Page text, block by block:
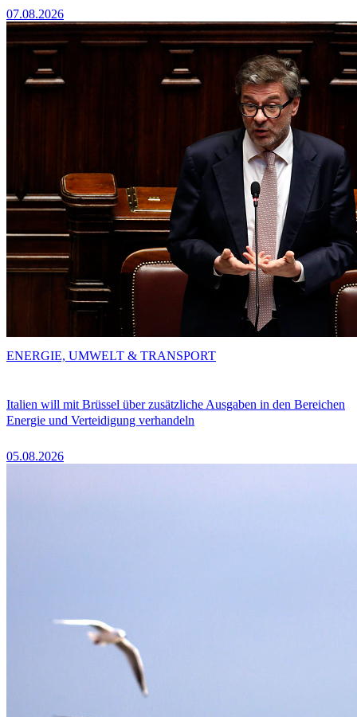
07.08.2026
Italien will mit Brüssel über zusätzliche Ausgaben in den Bereichen
Energie und Verteidigung verhandeln
05.08.2026
ENERGIE, UMWELT & TRANSPORT